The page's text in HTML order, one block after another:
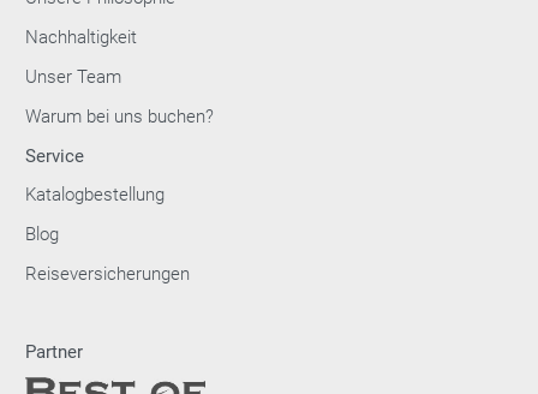
Nachhaltigkeit
Unser Team
Warum bei uns buchen?
Service
Katalogbestellung
Blog
Reiseversicherungen
Partner